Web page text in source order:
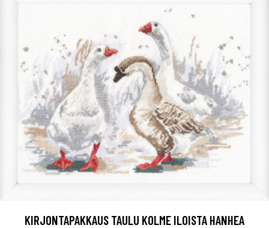
KIRJONTAPAKKAUS TAULU KOLME ILOISTA HANHEA